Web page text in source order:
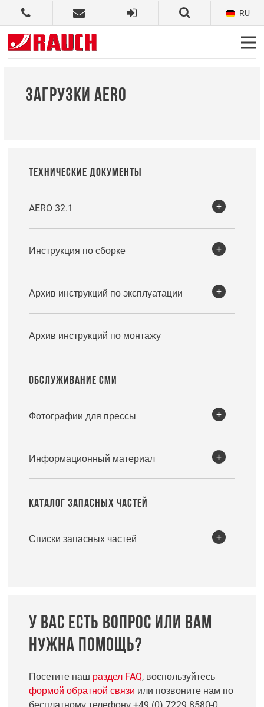
RU
ЗАГРУЗКИ AERO
ТЕХНИЧЕСКИЕ ДОКУМЕНТЫ
AERO 32.1
Инструкция по сборке
Архив инструкций по эксплуатации
Архив инструкций по монтажу
ОБСЛУЖИВАНИЕ СМИ
Фотографии для прессы
Информационный материал
КАТАЛОГ ЗАПАСНЫХ ЧАСТЕЙ
Списки запасных частей
У ВАС ЕСТЬ ВОПРОС ИЛИ ВАМ
НУЖНА ПОМОЩЬ?
Посетите наш раздел FAQ, воспользуйтесь
формой обратной связи или позвоните нам по
бесплатному телефону+49 (0) 7229 8580-0.